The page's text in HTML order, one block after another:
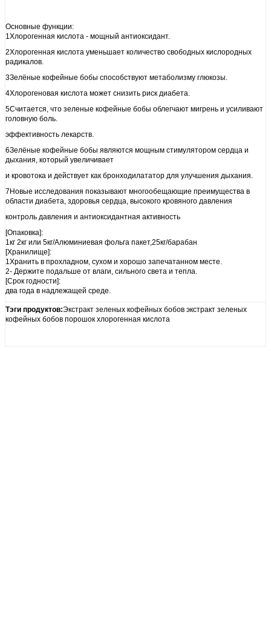
Основные функции:
1Хлорогенная кислота - мощный антиоксидант.
2Хлорогенная кислота уменьшает количество свободных кислородных
радикалов.
3Зелёные кофейные бобы способствуют метаболизму глюкозы.
4Хлорогеновая кислота может снизить риск диабета.
5Считается, что зеленые кофейные бобы облегчают мигрень и усиливают
головную боль.
эффективность лекарств.
6Зелёные кофейные бобы являются мощным стимулятором сердца и
дыхания, который увеличивает
и кровотока и действует как бронходилататор для улучшения дыхания.
7Новые исследования показывают многообещающие преимущества в
области диабета, здоровья сердца, высокого кровяного давления
контроль давления и антиоксидантная активность
[Опаковка]:
1кг 2кг или 5кг/Алюминиевая фольга пакет,25кг/барабан
[Хранилище]:
1Хранить в прохладном, сухом и хорошо запечатанном месте.
2- Держите подальше от влаги, сильного света и тепла.
[Срок годности]:
два года в надлежащей среде.
Тэги продуктов:Экстракт зеленых кофейных бобов экстракт зеленых
кофейных бобов порошок хлорогенная кислота